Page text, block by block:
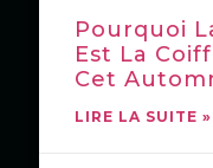
Pourquoi
Est La
Cet
LIRE LA SUITE »